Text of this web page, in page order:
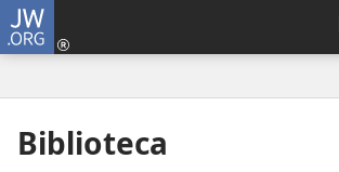
JW.ORG
Biblioteca